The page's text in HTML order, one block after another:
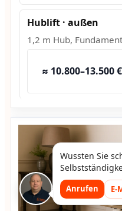
Hublift · außen
1,2 m Hub, Fundament
≈ 10.800–13.500 €
Wussten Sie
Anrufen E-